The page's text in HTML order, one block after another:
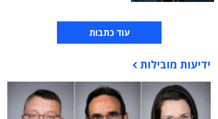
עוד כתבות
תוכן פרסומי
ידיעות מובילות